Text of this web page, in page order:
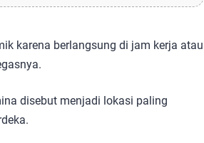
karena berlangsung di jam kerja atau
disebut menjadi lokasi paling